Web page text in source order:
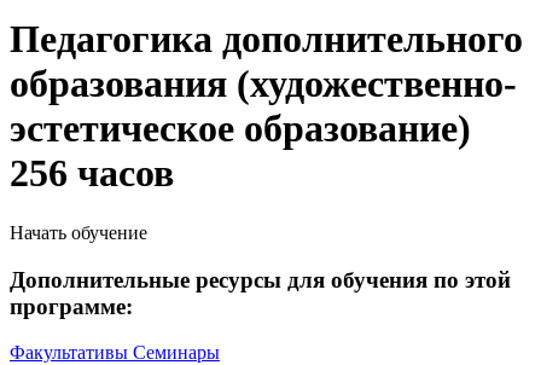
Педагогика дополнительного
образования (художественно-
эстетическое образование)
256 часов
Начать обучение
Дополнительные ресурсы для обучения по этой
программе:
Факультативы Семинары